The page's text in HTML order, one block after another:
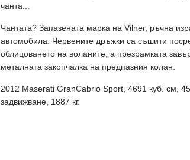
чанта...
Чантата? Запазената марка на Vilner, ръчна
автомобила. Червените дръжки са съшити
облицоването на воланите, а презрамката
металната закопчалка на предпазния колан.
2012 Maserati GranCabrio Sport, 4691 куб. см,
задвижване, 1887 кг.